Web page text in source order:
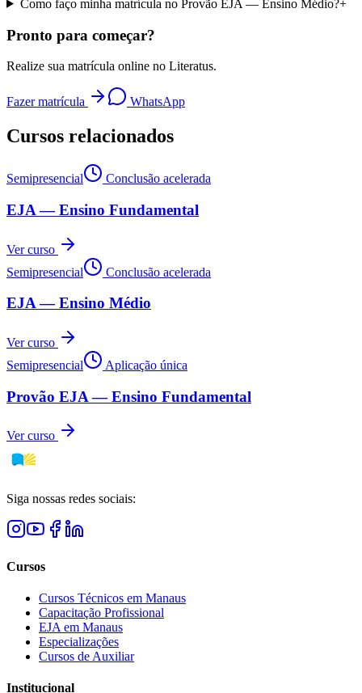
Como faço minha matrícula no Provão EJA — Ensino Médio?+
Pronto para começar?
Realize sua matrícula online no Literatus.
Fazer matrícula WhatsApp
Cursos relacionados
Semipresencial Conclusão acelerada
EJA — Ensino Fundamental
Ver curso
Semipresencial
Conclusão acelerada
EJA — Ensino Médio
Ver curso
Semipresencial
Aplicação única
Provão EJA — Ensino Fundamental
Ver curso
Siga nossas redes sociais:
Cursos
Cursos Técnicos em Manaus
Capacitação Profissional
EJA em Manaus
Especializações
Cursos de Auxiliar
Institucional